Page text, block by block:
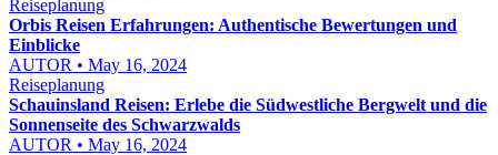
Reiseplanung
Orbis Reisen Erfahrungen: Authentische Bewertungen und
Einblicke
AUTOR • May 16, 2024
Reiseplanung
Schauinsland Reisen: Erlebe die Südwestliche Bergwelt und die
Sonnenseite des Schwarzwalds
AUTOR • May 16, 2024